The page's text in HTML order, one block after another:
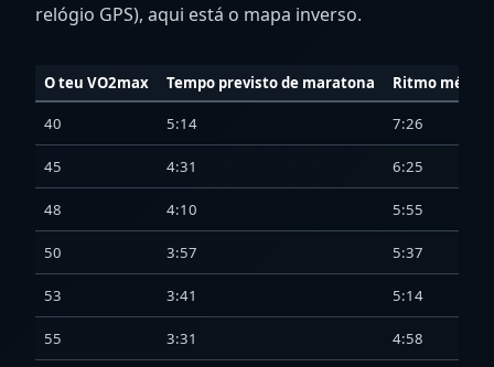
relógio GPS), aqui está o mapa inverso.
O teu VO2max Tempo previsto de maratona Ritmo médio
40 5:14 7:26
45 4:31 6:25
48 4:10 5:55
50 3:57 5:37
53 3:41 5:14
55 3:31 4:58